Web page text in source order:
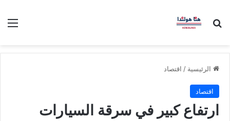
بحث عن
الرئيسية / اقتصاد
اقتصاد
ارتفاع كبير في سرقة السيارات